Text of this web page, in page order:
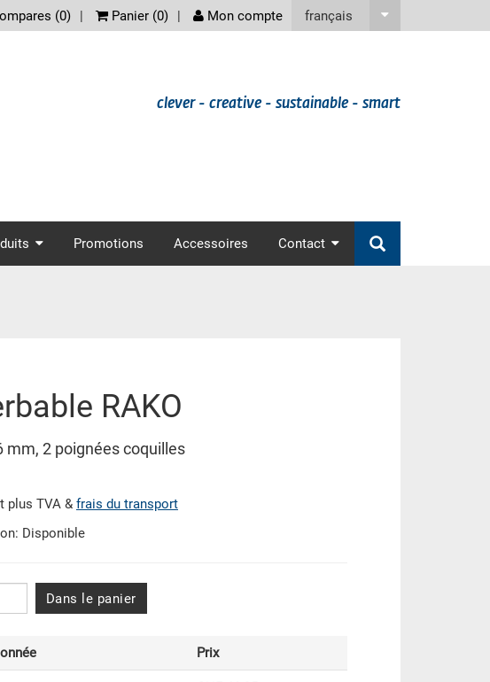
français
(0) Panier (0) Mon compte
clever - creative - sustainable - smart
Promotions Accessoires Contact
RAKO
mm, 2 poignées coquilles
plus TVA & frais du transport
Disponible
Dans le panier
Prix